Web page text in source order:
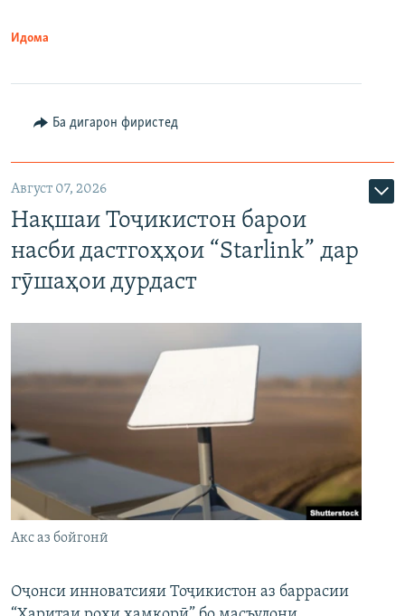
Идома
Ба дигарон фиристед
Август 07, 2026
Нақшаи Тоҷикистон барои
насби дастгоҳҳои “Starlink” дар
гӯшаҳои дурдаст
Акс аз бойгонӣ
Оҷонси инноватсияи Тоҷикистон аз баррасии